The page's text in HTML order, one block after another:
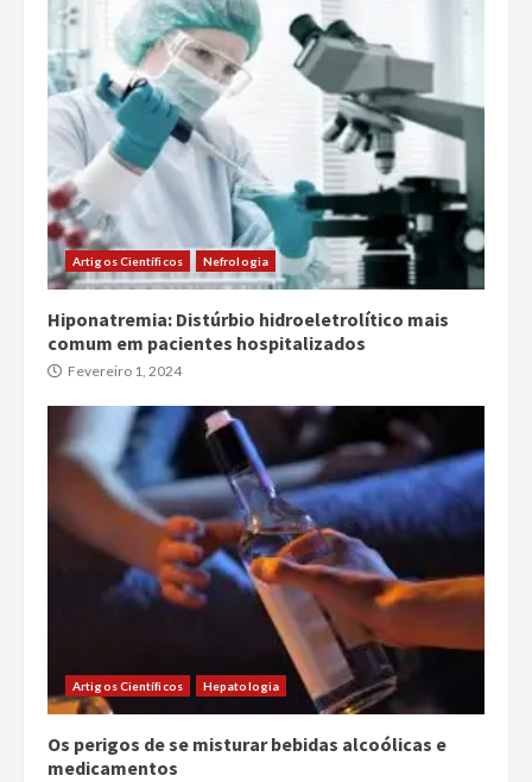
Artigos Científicos Nefrologia
Hiponatremia: Distúrbio hidroeletrolítico mais
comum em pacientes hospitalizados
Fevereiro 1, 2024
Artigos Científicos Hepatologia
Os perigos de se misturar bebidas alcoólicas e
medicamentos